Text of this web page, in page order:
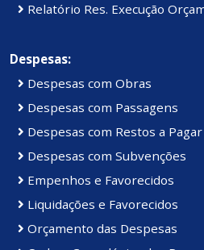
Relatório Res. Execução
Despesas:
Despesas com Obras
Despesas com Passagens
Despesas com Restos a Pagar
Despesas com Subvenções
Empenhos e Favorecidos
Liquidações e Favorecidos
Orçamento das Despesas